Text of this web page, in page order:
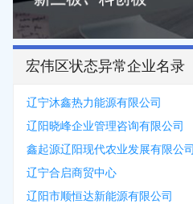
宏伟区状态异常企业名录
辽宁沐鑫热力能源有限公司
辽阳晓峰企业管理咨询有限公司
鑫起源辽阳现代农业发展有限公司
辽宁合启商贸中心
辽阳市顺恒达新能源有限公司